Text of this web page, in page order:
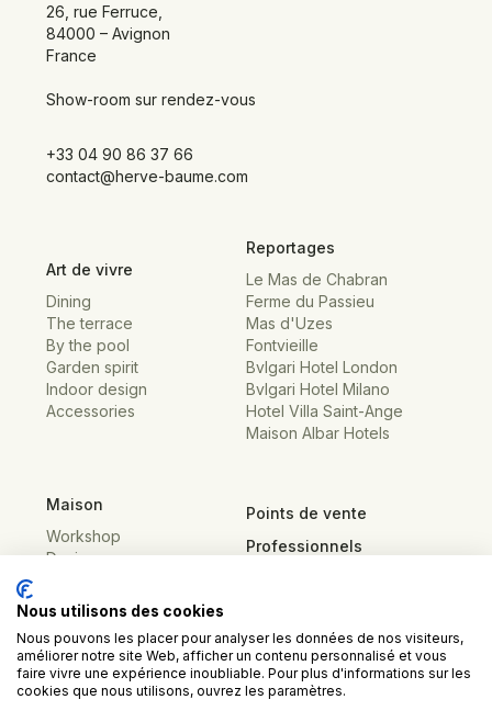
Nous utilisons des cookies
Nous pouvons les placer pour analyser les données de nos visiteurs,
améliorer notre site Web, afficher un contenu personnalisé et vous
faire vivre une expérience inoubliable. Pour plus d'informations sur les
cookies que nous utilisons, ouvrez les paramètres.
26, rue Ferruce,
84000 – Avignon
France
Show-room sur rendez-vous
+33 04 90 86 37 66
contact@herve-baume.com
Art de vivre
Dining
The terrace
By the pool
Garden spirit
Indoor design
Accessories
Reportages
Le Mas de Chabran
Ferme du Passieu
Mas d'Uzes
Fontvieille
Bvlgari Hotel London
Bvlgari Hotel Milano
Hotel Villa Saint-Ange
Maison Albar Hotels
Maison
Workshop
Designs
Points de vente
Professionnels